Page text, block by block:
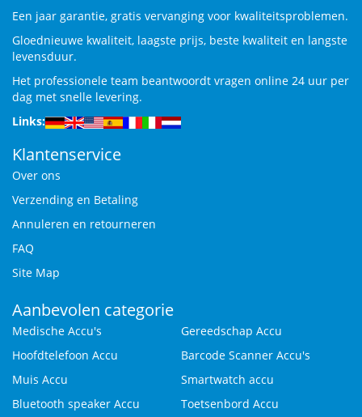
Een jaar garantie, gratis vervanging voor kwaliteitsproblemen.
Gloednieuwe kwaliteit, laagste prijs, beste kwaliteit en langste
levensduur.
Het professionele team beantwoordt vragen online 24 uur per
dag met snelle levering.
Links:
Klantenservice
Over ons
Verzending en Betaling
Annuleren en retourneren
FAQ
Site Map
Aanbevolen categorie
Medische Accu's
Gereedschap Accu
Hoofdtelefoon Accu
Barcode Scanner Accu's
Muis Accu
Smartwatch accu
Bluetooth speaker Accu
Toetsenbord Accu